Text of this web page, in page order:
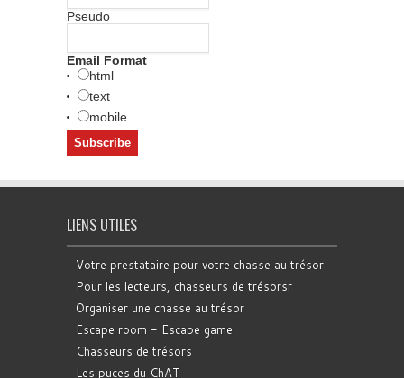
Pseudo
Email Format
html
text
mobile
LIENS UTILES
Votre prestataire pour votre chasse au trésor
Pour les lecteurs, chasseurs de trésorsr
Organiser une chasse au trésor
Escape room - Escape game
Chasseurs de trésors
Les puces du ChAT